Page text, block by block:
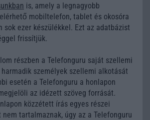
is, amely a legnagyobb
mobiltelefon, tablet és okosóra
sok ezer készülékkel. Ezt az adatbázist
frissítjük.
részben a Telefonguru saját szellemi
személyek szellemi alkotását
esetén a Telefonguru a honlapon
az idézett szöveg forrását.
közzétett írás egyes részei
tartalmaznak, úgy az a Telefonguru